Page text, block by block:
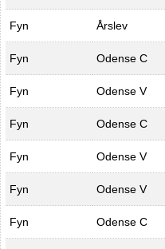
Fyn Årslev
Fyn Odense C
Fyn Odense V
Fyn Odense C
Fyn Odense V
Fyn Odense V
Fyn Odense C